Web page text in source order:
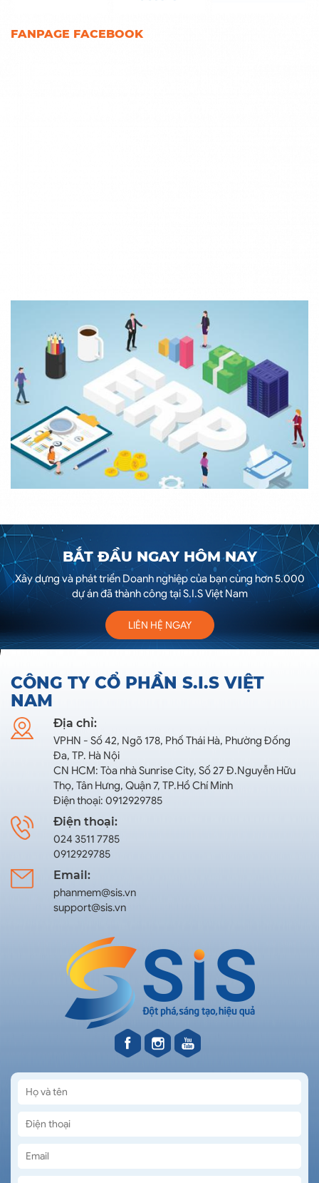
FANPAGE FACEBOOK
BẮT ĐẦU NGAY HÔM NAY
Xây dựng và phát triển Doanh nghiệp của bạn cùng hơn 5.000
dự án đã thành công tại S.I.S Việt Nam
LIÊN HỆ NGAY
CÔNG TY CỔ PHẦN S.I.S VIỆT
NAM
Địa chỉ:
VPHN - Số 42, Ngõ 178, Phố Thái Hà, Phường Đống
Đa, TP. Hà Nội
CN HCM: Tòa nhà Sunrise City, Số 27 Đ.Nguyễn Hữu
Thọ, Tân Hưng, Quận 7, TP.Hồ Chí Minh
Điện thoại: 0912929785
Điện thoại:
024 3511 7785
0912929785
Email:
phanmem@sis.vn
support@sis.vn